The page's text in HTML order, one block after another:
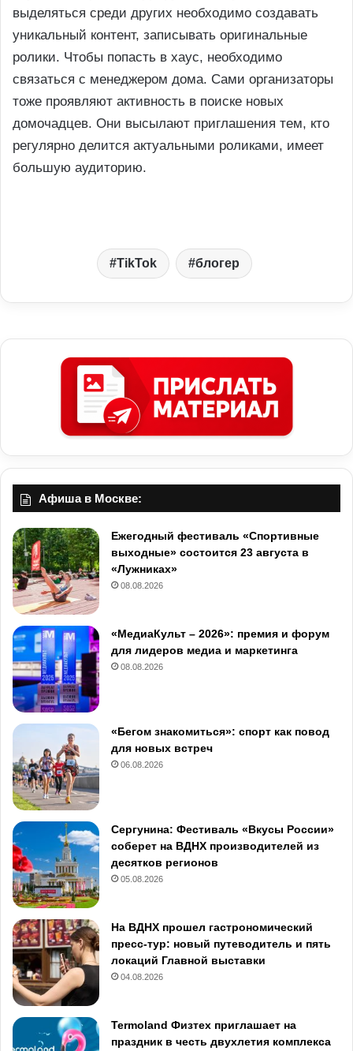
выделяться среди других необходимо создавать
уникальный контент, записывать оригинальные
ролики. Чтобы попасть в хаус, необходимо
связаться с менеджером дома. Сами организаторы
тоже проявляют активность в поиске новых
домочадцев. Они высылают приглашения тем, кто
регулярно делится актуальными роликами, имеет
большую аудиторию.
TikTok блогер
Афиша в Москве:
Ежегодный фестиваль «Спортивные
выходные» состоится 23 августа в
«Лужниках»
08.08.2026
«МедиаКульт – 2026»: премия и форум
для лидеров медиа и маркетинга
08.08.2026
«Бегом знакомиться»: спорт как повод
для новых встреч
06.08.2026
Сергунина: Фестиваль «Вкусы России»
соберет на ВДНХ производителей из
десятков регионов
05.08.2026
На ВДНХ прошел гастрономический
пресс-тур: новый путеводитель и пять
локаций Главной выставки
04.08.2026
Termoland Физтех приглашает на
праздник в честь двухлетия комплекса